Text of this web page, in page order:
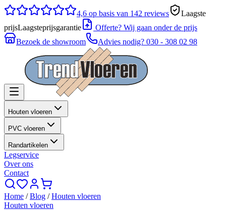
4,6 op basis van 142 reviews
Laagste
prijsLaagsteprijsgarantie
Offerte? Wij gaan onder de prijs
Bezoek de showroom
Advies nodig? 030 - 308 02 98
Houten vloeren
PVC vloeren
Randartikelen
Legservice
Over ons
Contact
Home /Blog /Houten vloeren
Houten vloeren